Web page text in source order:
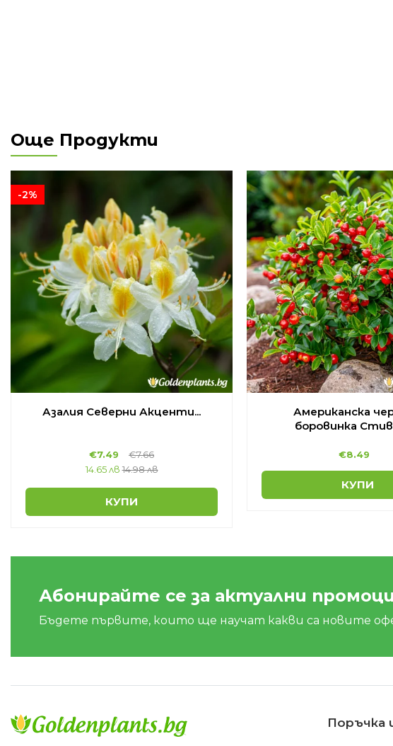
Още Продукти
-2%
Азалия Северни Акценти...
€7.49 €7.66
14.65 лв 14.98 лв
КУПИ
Американска
боровинка
€8.49
КУПИ
Абонирайте се за актуални
Бъдете първите, които ще научат какви са новите
Поръчка